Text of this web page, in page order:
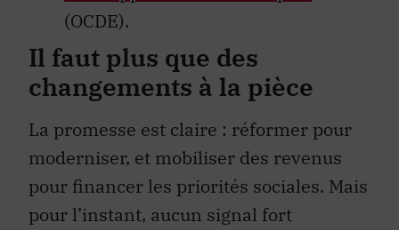
(OCDE).
Il faut plus que des
changements à la pièce
La promesse est claire : réformer pour
moderniser, et mobiliser des revenus
pour financer les priorités sociales. Mais
pour l’instant, aucun signal fort